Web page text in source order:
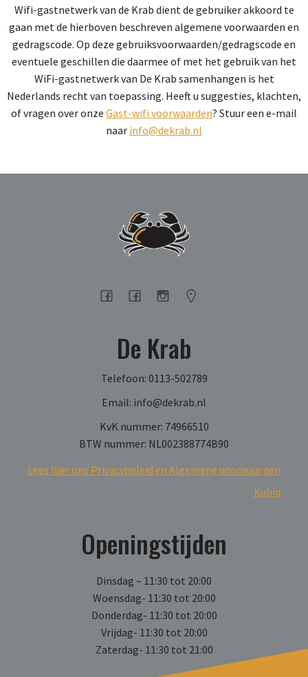
Wifi-gastnetwerk van de Krab dient de gebruiker akkoord te
gaan met de hierboven beschreven algemene voorwaarden en
gedragscode. Op deze gebruiksvoorwaarden/gedragscode en
eventuele geschillen die daarmee of met het gebruik van het
WiFi-gastnetwerk van De Krab samenhangen is het
Nederlands recht van toepassing. Heeft u suggesties, klachten,
of vragen over onze Gast-wifi voorwaarden? Stuur een e-mail
naar info@dekrab.nl
De Krab
Telefoon: 0113-502789
Email: info@dekrab.nl
KvK nummer: 74966510
BTW nummer: NL002388774B90
Lees hier ons Privacybeleid en Algemene voorwaarden
Kubio
Openingstijden
Dinsdag – 11:30 tot 20:00
Woensdag- 11:30 tot 20:00
Donderdag- 11:30 tot 20:00
Vrijdag- 11:30 tot 20:00
Zaterdag- 11:30 tot 21:00